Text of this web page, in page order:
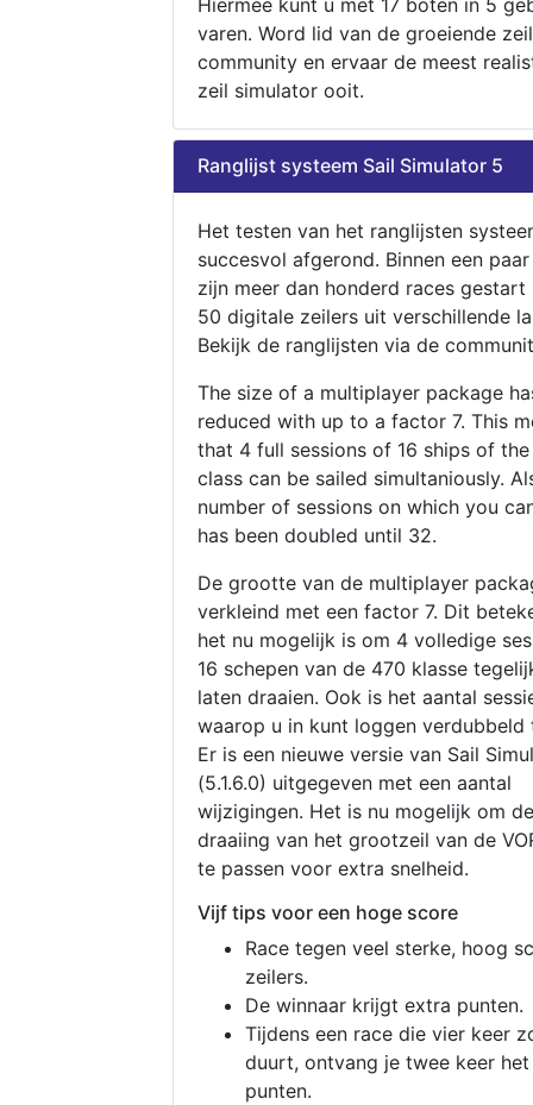
Hiermee kunt u met 17 boten in 5
varen. Word lid van de groeiende zeil
community en ervaar de meest
zeil simulator ooit.
Ranglijst systeem Sail Simulator 5
Het testen van het ranglijsten
succesvol afgerond. Binnen een
zijn meer dan honderd races gestart
50 digitale zeilers uit verschillende
Bekijk de ranglijsten via de
The size of a multiplayer package
reduced with up to a factor 7. This
that 4 full sessions of 16 ships of
class can be sailed simultaniously.
number of sessions on which you
has been doubled until 32.
De grootte van de multiplayer
verkleind met een factor 7. Dit
het nu mogelijk is om 4 volledige
16 schepen van de 470 klasse
laten draaien. Ook is het aantal
waarop u in kunt loggen verdubbeld
Er is een nieuwe versie van Sail
(5.1.6.0) uitgegeven met een aantal
wijzigingen. Het is nu mogelijk om de
draaiing van het grootzeil van de
te passen voor extra snelheid.
Vijf tips voor een hoge score
Race tegen veel sterke, hoog
zeilers.
De winnaar krijgt extra punten.
Tijdens een race die vier keer
duurt, ontvang je twee keer
punten.